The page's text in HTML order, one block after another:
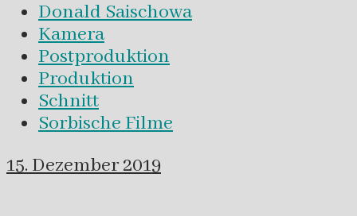
Donald Saischowa
Kamera
Postproduktion
Produktion
Schnitt
Sorbische Filme
15. Dezember 2019